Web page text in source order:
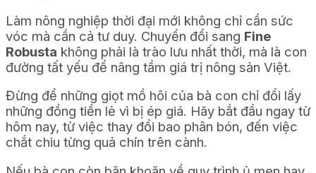
Làm nông nghiệp thời đại mới không chỉ cần sức
vóc mà cần cả tư duy. Chuyển đổi sang Fine
Robusta không phải là trào lưu nhất thời, mà là con
đường tất yếu để nâng tầm giá trị nông sản Việt.
Đừng để những giọt mồ hôi của bà con chỉ đổi lấy
những đồng tiền lẻ vì bị ép giá. Hãy bắt đầu ngay từ
hôm nay, từ việc thay đổi bao phân bón, đến việc
chắt chiu từng quả chín trên cành.